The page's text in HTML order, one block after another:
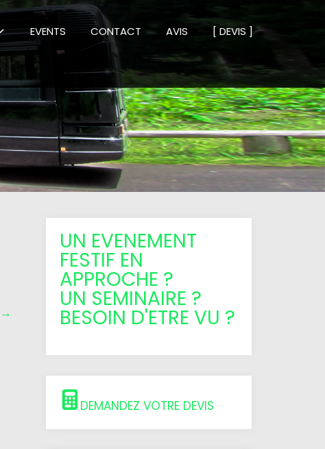
EVENTS CONTACT AVIS [ DEVIS ]
→
UN EVENEMENT
FESTIF EN
APPROCHE ?
UN SEMINAIRE ?
BESOIN D'ETRE VU ?
DEMANDEZ VOTRE DEVIS